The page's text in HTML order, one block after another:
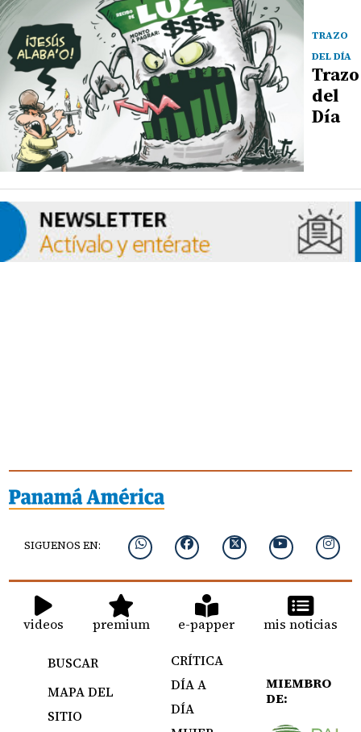
TRAZO
DEL DÍA
Trazo
del
Día
SIGUENOS EN:
videos premium e-papper mis noticias
BUSCAR
MAPA DEL
SITIO
CRÍTICA
DÍA A
DÍA
MIEMBRO
DE: